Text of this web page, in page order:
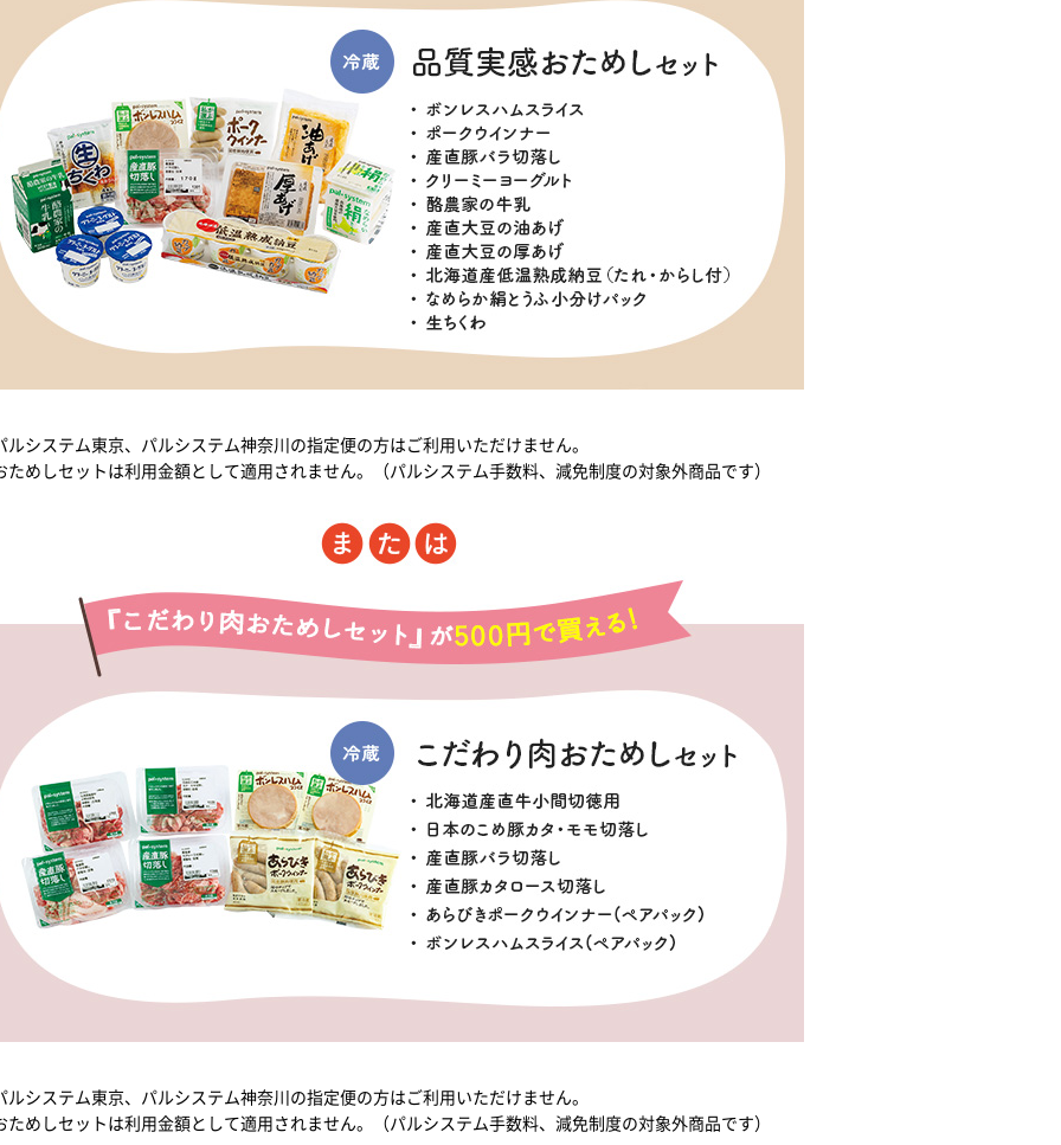
システム東京、パルシステム神奈川の指定便の方はご利用いただけません。
めしセットは利用金額として適用されません。（パルシステム手数料、減免制度の対象外商品です）
システム東京、パルシステム神奈川の指定便の方はご利用いただけません。
めしセットは利用金額として適用されません。（パルシステム手数料、減免制度の対象外商品です）